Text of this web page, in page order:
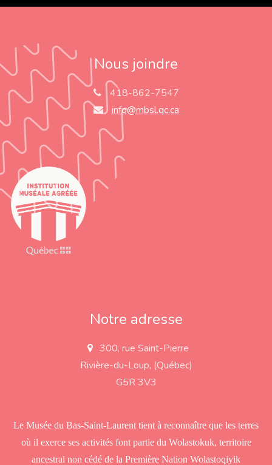
Nous joindre
418-862-7547
info@mbsl.qc.ca
Notre adresse
a
d
300, rue Saint-Pierre
Rivière-du-Loup, (Québec)
G5R 3V3
Le Musée du Bas-Saint-Laurent tient à reconnaître que les terres
où il exerce ses activités font partie du Wolastokuk, territoire
ancestral non cédé de la Première Nation Wolastoqiyik